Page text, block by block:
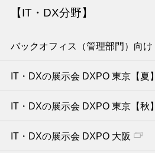
【IT・DX分野】
バックオフィス（管理部門）向け
IT・DXの展示会 DXPO 東京【夏】
IT・DXの展示会 DXPO 東京【秋】
IT・DXの展示会 DXPO 大阪